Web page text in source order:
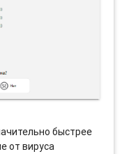
быстрее
от вируса